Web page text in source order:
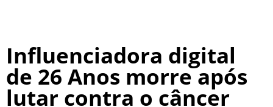
Influenciadora digital
de 26 Anos morre após
lutar contra o câncer